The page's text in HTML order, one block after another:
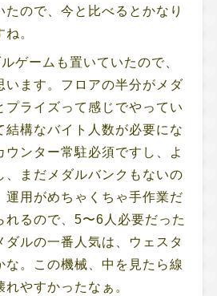
たので、今と比べるとかなり
。
ゲームも置いていたので、
います。フロアの半分がメダ
プライズって感じでやってい
結構なバイト人数が必要にな
ウンター常駐必須ですし、よ
、まだメダルバンクもないの
運用がめちゃくちゃ手作業だ
れるので、5〜6人必要だった
ダルの一番人気は、ウェスタ
な。この機械、中を見たら線
やすかったなぁ。